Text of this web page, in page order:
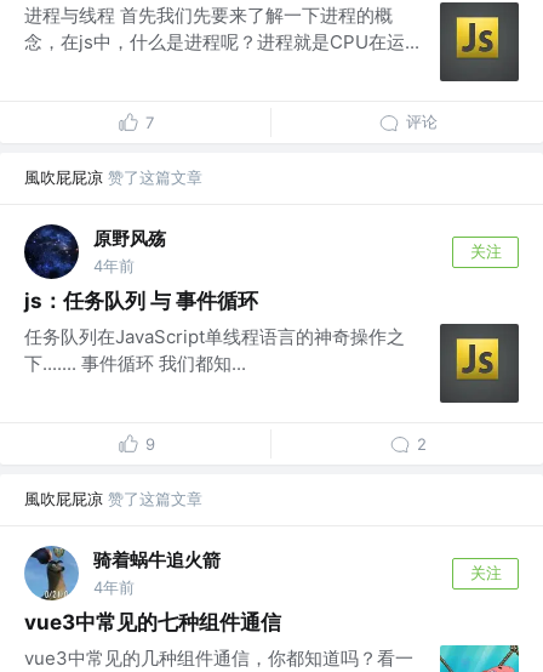
进程与线程 首先我们先要来了解一下进程的概
念，在js中，什么是进程呢？进程就是CPU在运...
7 评论
風吹屁屁凉 赞了这篇文章
原野风殇
4年前
关注
js：任务队列 与 事件循环
任务队列在JavaScript单线程语言的神奇操作之
下....... 事件循环 我们都知...
9 2
風吹屁屁凉 赞了这篇文章
骑着蜗牛追火箭
4年前
关注
vue3中常见的七种组件通信
vue3中常见的几种组件通信，你都知道吗？看一